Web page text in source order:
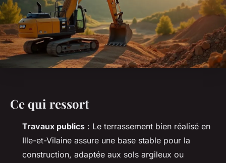
Ce qui ressort
Travaux publics : Le terrassement bien réalisé en
Ille-et-Vilaine assure une base stable pour la
construction, adaptée aux sols argileux ou